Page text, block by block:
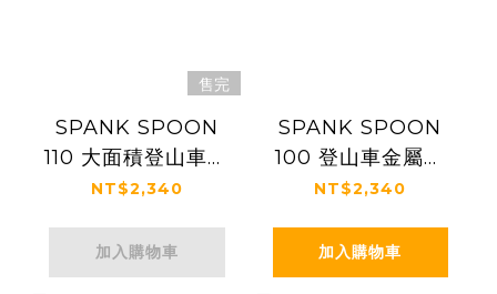
售完
SPANK SPOON
110 大面積登山車金
屬踏板
NT$2,340
加入購物車
SPANK SPOON
100 登山車金屬踏
板
NT$2,340
加入購物車